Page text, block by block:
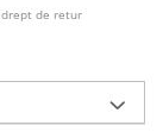
de retur